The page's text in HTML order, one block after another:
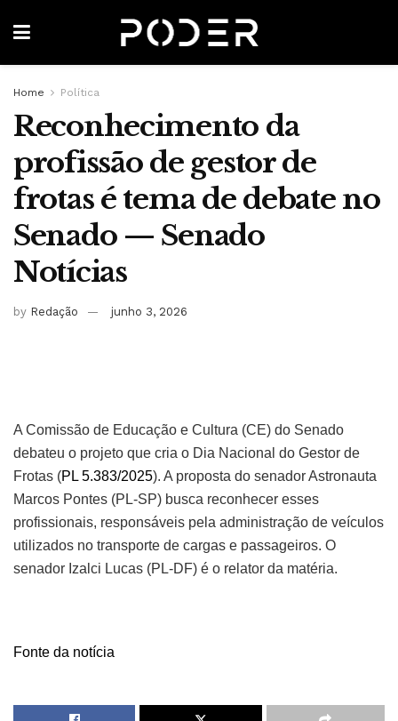
Home Política
Reconhecimento da
profissão de gestor de
frotas é tema de debate no
Senado — Senado
Notícias
by Redação junho 3, 2026
A Comissão de Educação e Cultura (CE) do Senado
debateu o projeto que cria o Dia Nacional do Gestor de
Frotas (PL 5.383/2025). A proposta do senador Astronauta
Marcos Pontes (PL-SP) busca reconhecer esses
profissionais, responsáveis pela administração de veículos
utilizados no transporte de cargas e passageiros. O
senador Izalci Lucas (PL-DF) é o relator da matéria.
Fonte da notícia